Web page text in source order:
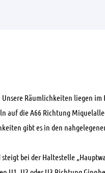
Räumlichkeiten liegen
auf die A66 Richtung
gibt es in den
bei der Haltestelle